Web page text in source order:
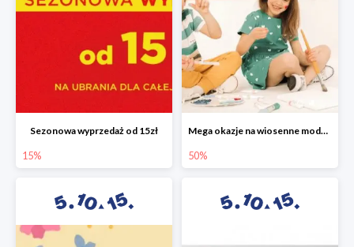
Sezonowa wyprzedaż od 15zł
15%
Mega okazje na wiosenne modele w 5.10.15 do -50%
50%